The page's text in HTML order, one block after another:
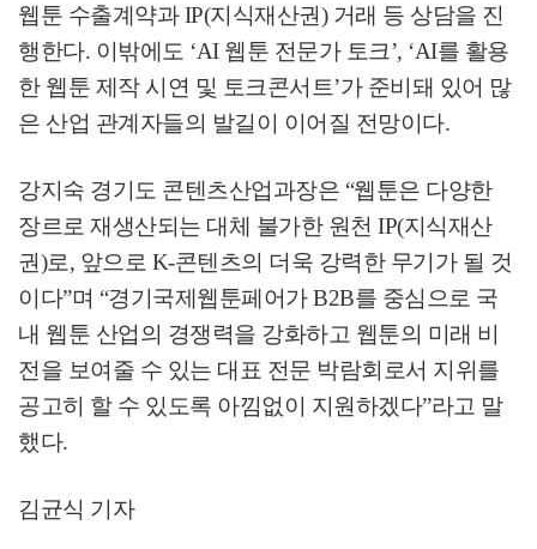
웹툰 수출계약과IP(지식재산권) 거래 등 상담을 진
행한다. 이밖에도 ‘AI 웹툰 전문가 토크’, ‘AI를 활용
한 웹툰 제작 시연 및 토크콘서트’가 준비돼 있어 많
은 산업 관계자들의 발길이 이어질 전망이다.
강지숙 경기도 콘텐츠산업과장은 “웹툰은 다양한
장르로 재생산되는 대체 불가한 원천 IP(지식재산
권)로, 앞으로 K-콘텐츠의 더욱 강력한 무기가 될 것
이다”며 “경기국제웹툰페어가B2B를 중심으로 국
내 웹툰 산업의 경쟁력을 강화하고 웹툰의 미래 비
전을 보여줄 수 있는 대표 전문 박람회로서 지위를
공고히 할 수 있도록 아낌없이 지원하겠다”라고 말
했다.
김균식 기자